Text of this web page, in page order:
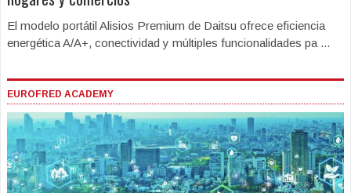
El modelo portátil Alisios Premium de Daitsu ofrece eficiencia
energética A/A+, conectividad y múltiples funcionalidades pa ...
EUROFRED ACADEMY